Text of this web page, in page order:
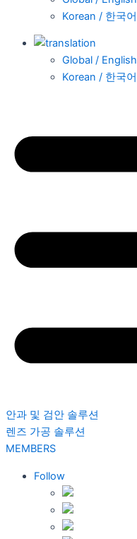
Korean / 한국어
Global / English
Korean / 한국어
안과 및 검안 솔루션
렌즈 가공 솔루션
MEMBERS
Follow